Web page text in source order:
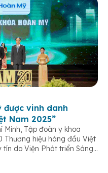
được vinh danh
Nam 2025”
Tập đoàn y khoa
Thương hiệu hàng đầu Việt
do Viện Phát triển Sáng
Á […]